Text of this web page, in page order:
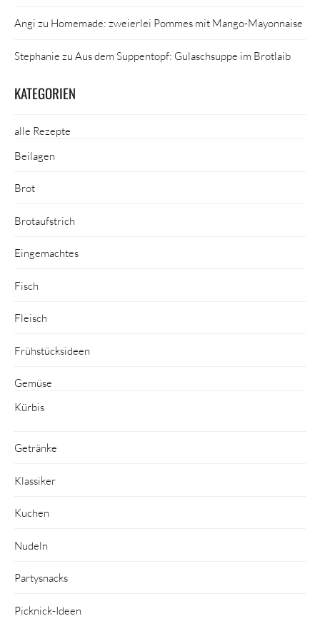
Angi zu Homemade: zweierlei Pommes mit Mango-Mayonnaise
Stephanie zu Aus dem Suppentopf: Gulaschsuppe im Brotlaib
KATEGORIEN
alle Rezepte
Beilagen
Brot
Brotaufstrich
Eingemachtes
Fisch
Fleisch
Frühstücksideen
Gemüse
Kürbis
Getränke
Klassiker
Kuchen
Nudeln
Partysnacks
Picknick-Ideen